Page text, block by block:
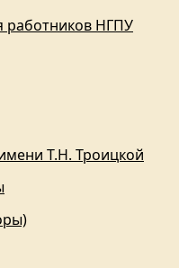
работников НГПУ
Т.Н. Троицкой